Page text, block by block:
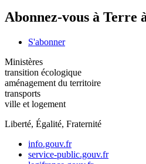
Abonnez-vous à
S'abonner
Ministères
transition écologique
aménagement du territoire
transports
ville et logement
Liberté, Égalité, Fraternité
info.gouv.fr
service-public.gouv.fr